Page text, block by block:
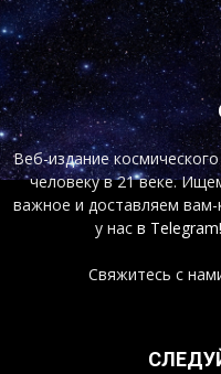
Веб-издание
человеку в 21 веке.
важное и доставляем
у нас в Telegram!
Свяжитесь с